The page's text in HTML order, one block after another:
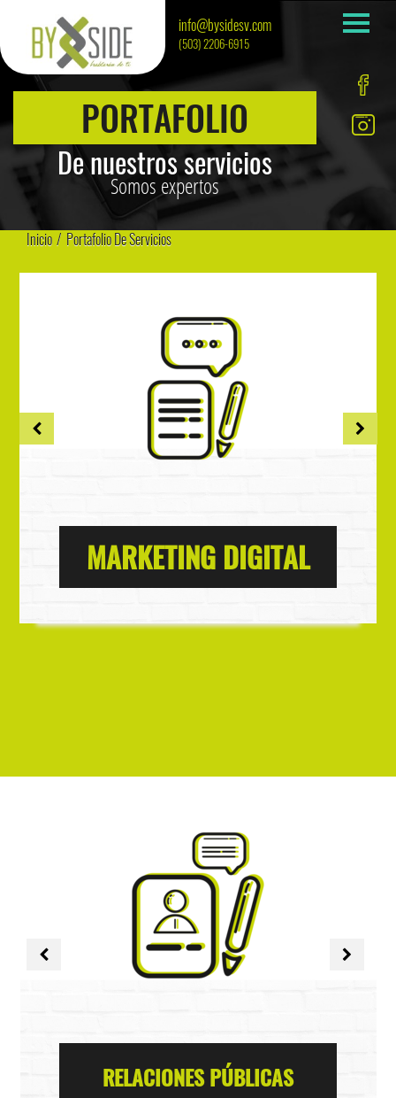
info@bysidesv.com
(503) 2206-6915
PORTAFOLIO
De nuestros servicios
Somos expertos
Inicio / Portafolio De Servicios
MARKETING DIGITAL
RELACIONES PÚBLICAS